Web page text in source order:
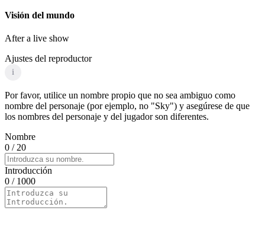
Visión del mundo
After a live show
Ajustes del reproductor
i
Por favor, utilice un nombre propio que no sea ambiguo como
nombre del personaje (por ejemplo, no "Sky") y asegúrese de que
los nombres del personaje y del jugador son diferentes.
Nombre
0 / 20
Introducción
0 / 1000